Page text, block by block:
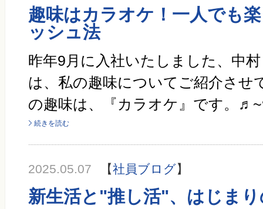
趣味はカラオケ！一人でも
ッシュ法
昨年9月に入社いたしました、中
は、私の趣味についてご紹介させ
続きを読む
2025.05.07 【社員ブログ】
新生活と"推し活"、はじま